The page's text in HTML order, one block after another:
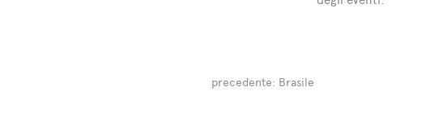
precedente: Brasile